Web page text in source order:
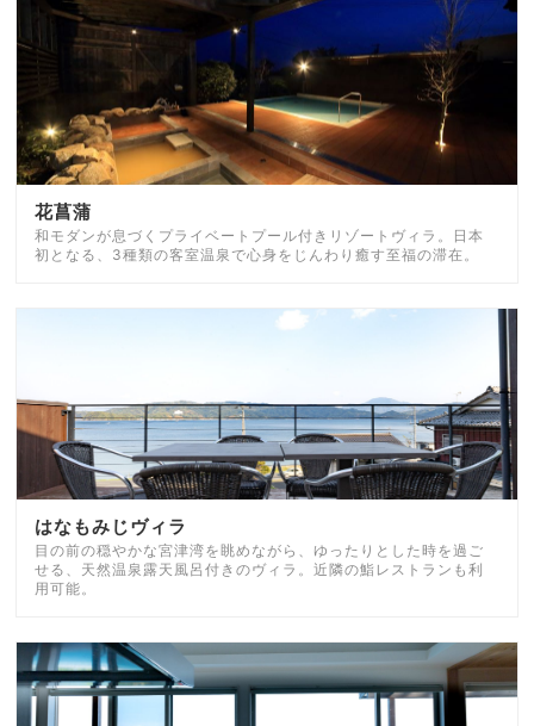
花菖蒲
和モダンが息づくプライベートプール付きリゾートヴィラ。日本
初となる、3種類の客室温泉で心身をじんわり癒す至福の滞在。
はなもみじヴィラ
目の前の穏やかな宮津湾を眺めながら、ゆったりとした時を過ご
せる、天然温泉露天風呂付きのヴィラ。近隣の鮨レストランも利
用可能。